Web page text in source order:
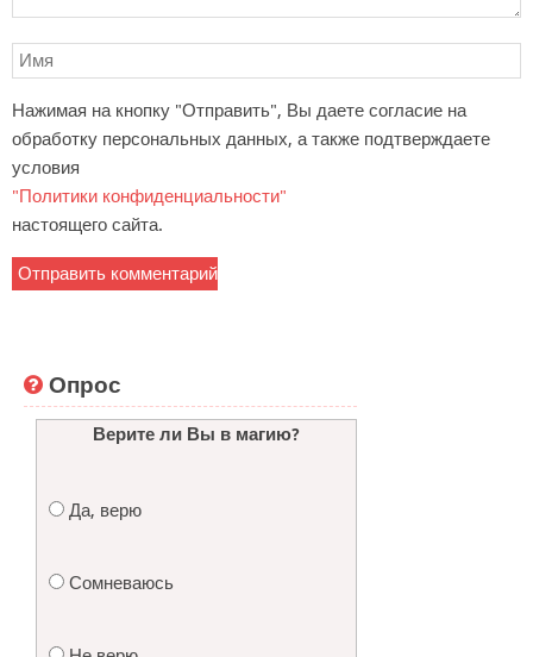
Нажимая на кнопку "Отправить", Вы даете согласие на
обработку персональных данных, а также подтверждаете
условия
"Политики конфиденциальности"
настоящего сайта.
Опрос
Верите ли Вы в магию?
Да, верю
Сомневаюсь